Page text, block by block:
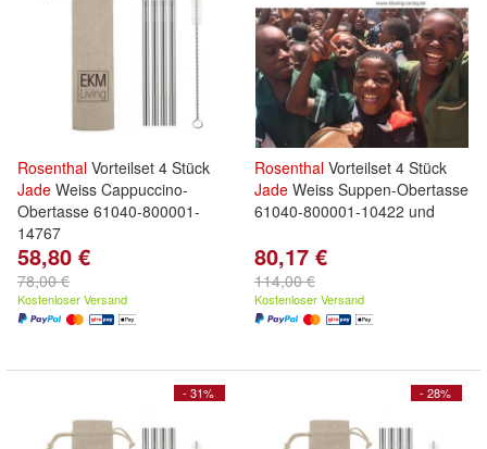
Rosenthal Vorteilset 4 Stück
Jade Weiss Cappuccino-
Obertasse 61040-800001-
14767
58,80 €
78,00 €
Kostenloser Versand
Rosenthal Vorteilset 4 Stück
Jade Weiss Suppen-Obertasse
61040-800001-10422 und
80,17 €
114,00 €
Kostenloser Versand
- 31% - 28%